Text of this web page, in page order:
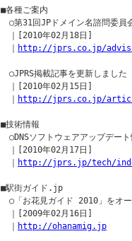
■各種ご案内
○第31回JPドメイン名諮問委員
｜[2010年02月18日]
http://jprs.co.jp/
○JPRS掲載記事を更新しました
｜[2010年02月15日]
http://jprs.co.jp/
■技術情報
○DNSソフトウェアアップデー
｜[2010年02月17日]
http://jprs.jp/tech/
■駅街ガイド.jp
○「お花見ガイド 2010」をオ
｜[2009年02月16日]
http://ohanamig.jp